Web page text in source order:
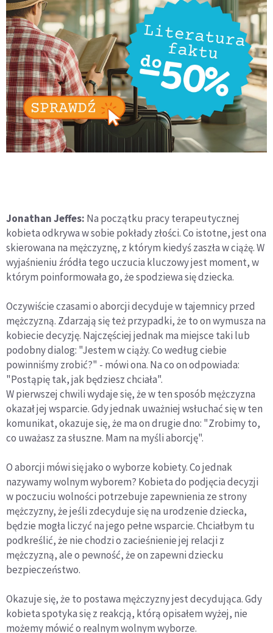
Jonathan Jeffes: Na początku pracy terapeutycznej
kobieta odkrywa w sobie pokłady złości. Co istotne, jest ona
skierowana na mężczyznę, z którym kiedyś zaszła w ciążę. W
wyjaśnieniu źródła tego uczucia kluczowy jest moment, w
którym poinformowała go, że spodziewa się dziecka.
Oczywiście czasami o aborcji decyduje w tajemnicy przed
mężczyzną. Zdarzają się też przypadki, że to on wymusza na
kobiecie decyzję. Najczęściej jednak ma miejsce taki lub
podobny dialog: "Jestem w ciąży. Co według ciebie
powinniśmy zrobić?" - mówi ona. Na co on odpowiada:
"Postąpię tak, jak będziesz chciała".
W pierwszej chwili wydaje się, że w ten sposób mężczyzna
okazał jej wsparcie. Gdy jednak uważniej wsłuchać się w ten
komunikat, okazuje się, że ma on drugie dno: "Zrobimy to,
co uważasz za słuszne. Mam na myśli aborcję".
O aborcji mówi się jako o wyborze kobiety. Co jednak
nazywamy wolnym wyborem? Kobieta do podjęcia decyzji
w poczuciu wolności potrzebuje zapewnienia ze strony
mężczyzny, że jeśli zdecyduje się na urodzenie dziecka,
będzie mogła liczyć na jego pełne wsparcie. Chciałbym tu
podkreślić, że nie chodzi o zacieśnienie jej relacji z
mężczyzną, ale o pewność, że on zapewni dziecku
bezpieczeństwo.
Okazuje się, że to postawa mężczyzny jest decydująca. Gdy
kobieta spotyka się z reakcją, którą opisałem wyżej, nie
możemy mówić o realnym wolnym wyborze.